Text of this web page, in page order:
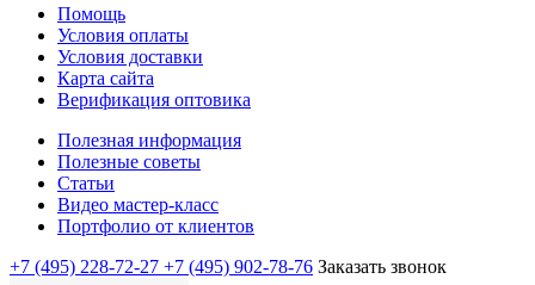
Помощь
Условия оплаты
Условия доставки
Карта сайта
Верификация оптовика
Полезная информация
Полезные советы
Статьи
Видео мастер-класс
Портфолио от клиентов
+7 (495) 228-72-27 +7 (495) 902-78-76 Заказать звонок